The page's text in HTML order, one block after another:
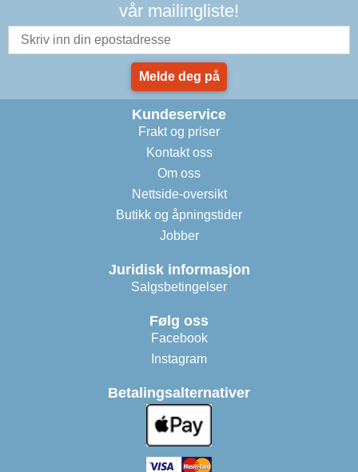
vår mailingliste!
Melde deg på
Kundeservice
Frakt og priser
Kontakt oss
Om oss
Nettside-oversikt
Butikk og åpningstider
Jobber
Juridisk informasjon
Salgsbetingelser
Følg oss
Facebook
Instagram
Betalingsalternativer